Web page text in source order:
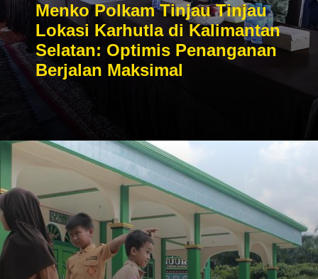
Menko Polkam Tinjau Tinjau
Lokasi Karhutla di Kalimantan
Selatan: Optimis Penanganan
Berjalan Maksimal